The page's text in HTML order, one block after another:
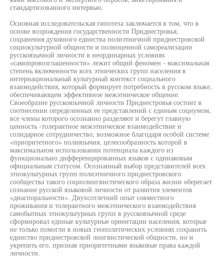
стандартизованного интервью.
Основная исследовательская гипотеза заключается в том, что в
основе возрождения государственности Приднестровья,
сохранения духовного единства полиэтничной приднестровской
социокультурной общности и полноценной самореализации
русскоязычной личности в неординарных условиях
«самопровозглашенности» лежит общий феномен - максимальная
степень включенности всех этнических групп населения в
интернациональный культурный контекст социального
взаимодействия, который формирует потребность в русском языке,
обеспечивающем эффективное межэтническое общение.
Своеобразие русскоязычной личности Приднестровья состоит в
соотнесении определенных ее представлений с единым социумом,
все члены которого осознанно разделяют и берегут главную
ценность -толерантное межэтническое взаимодействие и
солидарное сотрудничество, возможное благодаря особой системе
«приоритетного» полиязычия, целесообразность которой в
максимальном использовании потенциала каждого из
функционально дифференцированных языков с одинаковым
официальным статусом. Осознанный выбор представителей всех
этнокультурных групп полиэтничного приднестровского
сообщества такого социолингвистического образа жизни оберегает
сознание русской языковой личности от развития элементов
«диаспоральности». Двухсотлетний опыт совместного
проживания и толерантного межэтнического взаимодействия
самобытных этнокультурных групп в русскоязычной среде
сформировал единые культурные ориентации населения, которые
не только помогли в новых геополитических условиях сохранить
единство приднестровской лингвистической общности, но и
укрепить его, признав приоритетными языковые права каждой
личности.